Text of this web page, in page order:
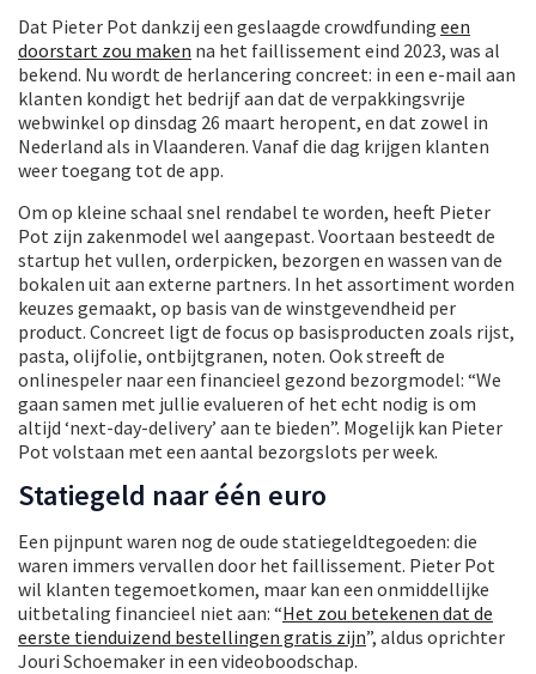
Dat Pieter Pot dankzij een geslaagde crowdfunding een
doorstart zou maken na het faillissement eind 2023, was al
bekend. Nu wordt de herlancering concreet: in een e-mail aan
klanten kondigt het bedrijf aan dat de verpakkingsvrije
webwinkel op dinsdag 26 maart heropent, en dat zowel in
Nederland als in Vlaanderen. Vanaf die dag krijgen klanten
weer toegang tot de app.
Om op kleine schaal snel rendabel te worden, heeft Pieter
Pot zijn zakenmodel wel aangepast. Voortaan besteedt de
startup het vullen, orderpicken, bezorgen en wassen van de
bokalen uit aan externe partners. In het assortiment worden
keuzes gemaakt, op basis van de winstgevendheid per
product. Concreet ligt de focus op basisproducten zoals rijst,
pasta, olijfolie, ontbijtgranen, noten. Ook streeft de
onlinespeler naar een financieel gezond bezorgmodel: “We
gaan samen met jullie evalueren of het echt nodig is om
altijd ‘next-day-delivery’ aan te bieden”. Mogelijk kan Pieter
Pot volstaan met een aantal bezorgslots per week.
Statiegeld naar één euro
Een pijnpunt waren nog de oude statiegeldtegoeden: die
waren immers vervallen door het faillissement. Pieter Pot
wil klanten tegemoetkomen, maar kan een onmiddellijke
uitbetaling financieel niet aan: “Het zou betekenen dat de
eerste tienduizend bestellingen gratis zijn”, aldus oprichter
Jouri Schoemaker in een videoboodschap.